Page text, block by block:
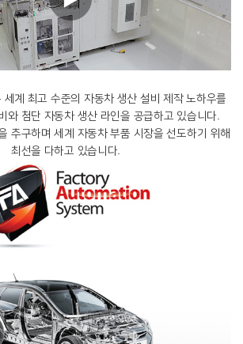
계 최고 수준의 자동차 생산 설비 제작 노하우를
와 첨단 자동차 생산 라인을 공급하고 있습니다.
추구하며 세계 자동차 부품 시장을 선도하기 위해
최선을 다하고 있습니다.